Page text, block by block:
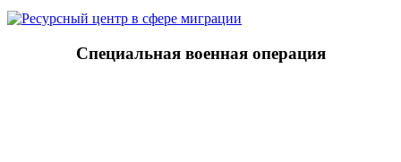
Специальная военная операция